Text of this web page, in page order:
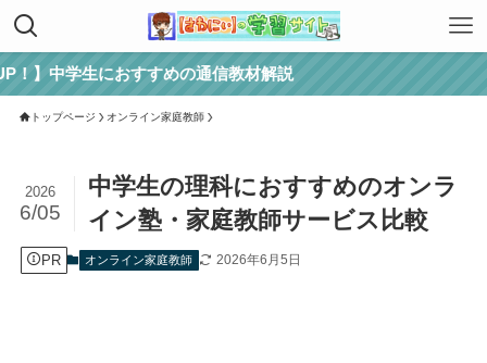
におすすめの通信教材解説
トップページ オンライン家庭教師
中学生の理科におすすめのオンラ
イン塾・家庭教師サービス比較
2026
6/05
PR オンライン家庭教師 2026年6月5日